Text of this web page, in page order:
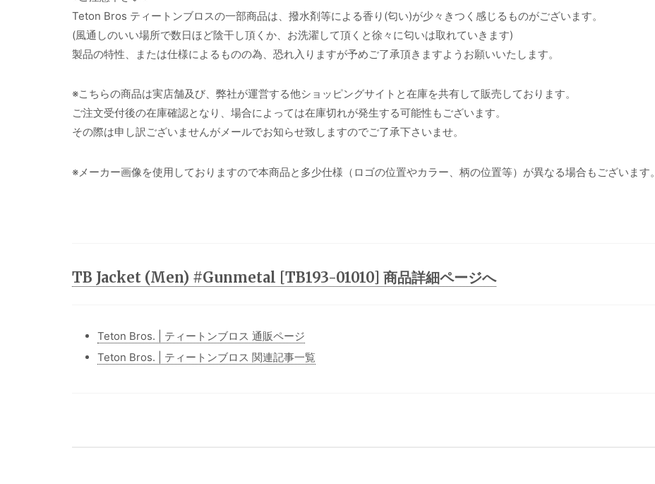
Teton Bros ティートンブロスの一部商品は、撥水剤等による香り(匂い)が少々きつく感じるものがございます。
(風通しのいい場所で数日ほど陰干し頂くか、お洗濯して頂くと徐々に匂いは取れていきます)
製品の特性、または仕様によるものの為、恐れ入りますが予めご了承頂きますようお願いいたします。
※こちらの商品は実店舗及び、弊社が運営する他ショッピングサイトと在庫を共有して販売しております。
ご注文受付後の在庫確認となり、場合によっては在庫切れが発生する可能性もございます。
その際は申し訳ございませんがメールでお知らせ致しますのでご了承下さいませ。
※メーカー画像を使用しておりますので本商品と多少仕様（ロゴの位置やカラー、柄の位置等）が異なる場合もございます。
TB Jacket (Men) #Gunmetal [TB193-01010] 商品詳細ページへ
Teton Bros. | ティートンブロス 通販ページ
Teton Bros. | ティートンブロス 関連記事一覧